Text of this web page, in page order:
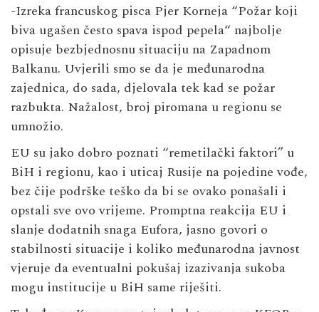
-Izreka francuskog pisca Pjer Korneja “Požar koji
biva ugašen često spava ispod pepela“ najbolje
opisuje bezbjednosnu situaciju na Zapadnom
Balkanu. Uvjerili smo se da je međunarodna
zajednica, do sada, djelovala tek kad se požar
razbukta. Nažalost, broj piromana u regionu se
umnožio.
EU su jako dobro poznati “remetilački faktori” u
BiH i regionu, kao i uticaj Rusije na pojedine vođe,
bez čije podrške teško da bi se ovako ponašali i
opstali sve ovo vrijeme. Promptna reakcija EU i
slanje dodatnih snaga Eufora, jasno govori o
stabilnosti situacije i koliko međunarodna javnost
vjeruje da eventualni pokušaj izazivanja sukoba
mogu institucije u BiH same riješiti.